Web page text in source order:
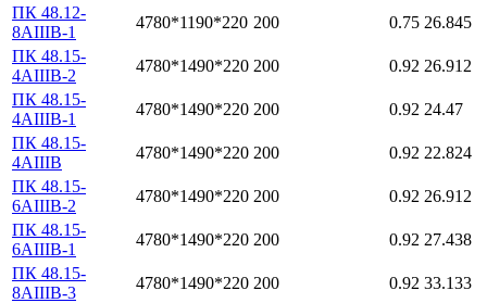
ПК 48.12-
8АIIIВ-1
4780*1190*220 200 0.75 26.845
ПК 48.15-
4АIIIВ-2
4780*1490*220 200 0.92 26.912
ПК 48.15-
4АIIIВ-1
4780*1490*220 200 0.92 24.47
ПК 48.15-
4АIIIВ
4780*1490*220 200 0.92 22.824
ПК 48.15-
6АIIIВ-2
4780*1490*220 200 0.92 26.912
ПК 48.15-
6АIIIВ-1
4780*1490*220 200 0.92 27.438
ПК 48.15-
8АIIIВ-3
4780*1490*220 200 0.92 33.133